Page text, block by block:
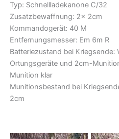
Typ: Schnellladekanone C/32
Zusatzbewaffnung: 2x 2cm
Kommandogerät: 40 M
Entfernungsmesser: Em 6m R
Batteriezustand bei Kriegsende:
Ortungsgeräte und 2cm-
Munition klar
Munitionsbestand bei
2cm